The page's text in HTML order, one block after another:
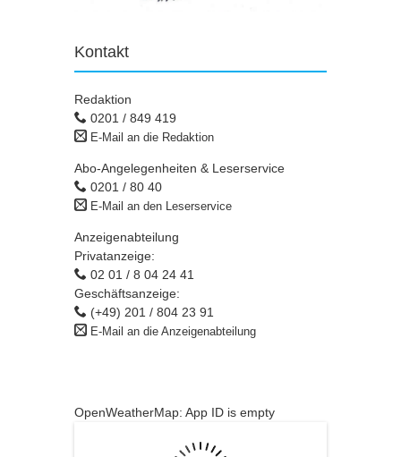
Kontakt
Redaktion
0201 / 849 419
E-Mail an die Redaktion
Abo-Angelegenheiten & Leserservice
0201 / 80 40
E-Mail an den Leserservice
Anzeigenabteilung
Privatanzeige:
02 01 / 8 04 24 41
Geschäftsanzeige:
(+49) 201 / 804 23 91
E-Mail an die Anzeigenabteilung
OpenWeatherMap: App ID is empty